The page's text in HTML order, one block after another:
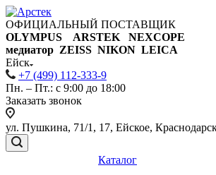
ОФИЦИАЛЬНЫЙ ПОСТАВЩИК
OLYMPUS ARSTEK NEXCOPE
медиатор ZEISS NIKON LEICA
Ейск
+7 (499) 112-333-9
Пн. – Пт.: с 9:00 до 18:00
Заказать звонок
ул. Пушкина, 71/1, 17, Ейское,
Каталог